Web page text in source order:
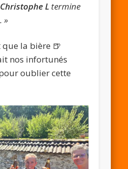
Christophe L termine
. »
la bière 🍺
nos infortunés
oublier cette